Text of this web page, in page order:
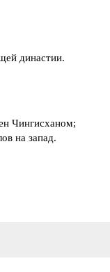
династии.
Чингисханом;
на запад.